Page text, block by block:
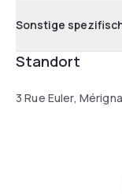
Sonstige
Standort
3 Rue Euler,